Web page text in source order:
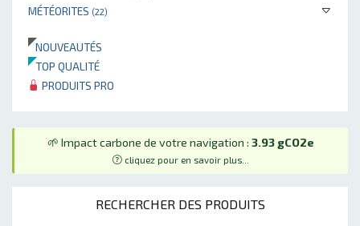
MÉTÉORITES (22)
NOUVEAUTÉS
TOP QUALITÉ
PRODUITS PRO
🌱 Impact carbone de votre navigation : 3.93 gCO2e
cliquez pour en savoir plus...
RECHERCHER DES PRODUITS